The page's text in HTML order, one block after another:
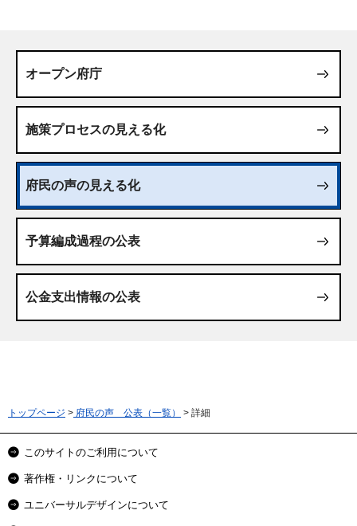
オープン府庁
施策プロセスの見える化
府民の声の見える化
予算編成過程の公表
公金支出情報の公表
トップページ > 府民の声 公表（一覧） > 詳細
このサイトのご利用について
著作権・リンクについて
ユニバーサルデザインについて